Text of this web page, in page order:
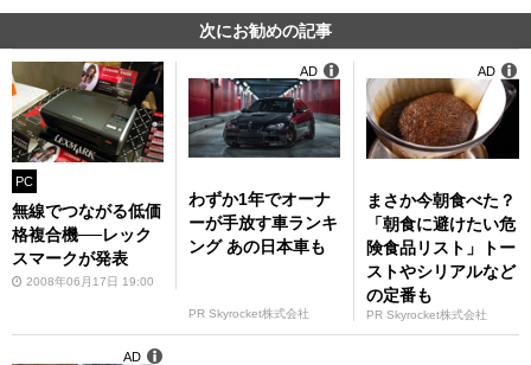
次にお勧めの記事
PC
無線でつながる低価
格複合機──レック
スマークが発表
2008年06月17日 19:00
わずか1年でオーナ
ーが手放す車ランキ
ング あの日本車も
PR Skyrocket株式会社
AD
まさか今朝食べた？
「朝食に避けたい危
険食品リスト」トー
ストやシリアルなど
の定番も
PR Skyrocket株式会社
AD
AD